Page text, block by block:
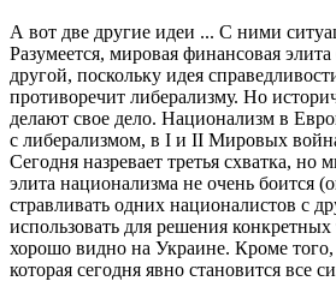
А вот две другие идеи ... С ними
Разумеется, мировая финансовая
другой, поскольку идея
противоречит либерализму. Но
делают свое дело. Национализм в
с либерализмом, в I и II Мировых
Сегодня назревает третья схватка, но
элита национализма не очень боится
стравливать одних националистов с
использовать для решения конкретных
хорошо видно на Украине. Кроме того,
которая сегодня явно становится все